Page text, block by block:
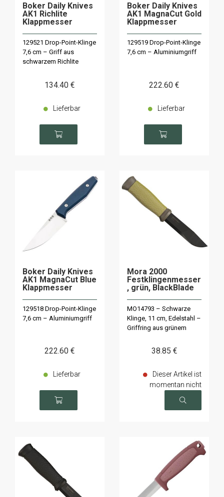
Boker Daily Knives
AK1 Richlite
Klappmesser
129521 Drop-Point-Klinge
7,6 cm – Griff aus
schwarzem Richlite
134.40 €
Lieferbar
Boker Daily Knives
AK1 MagnaCut Gold
Klappmesser
129519 Drop-Point-Klinge
7,6 cm – Aluminiumgriff
222.60 €
Lieferbar
Boker Daily Knives
AK1 MagnaCut Blue
Klappmesser
129518 Drop-Point-Klinge
7,6 cm – Aluminiumgriff
222.60 €
Lieferbar
Mora 2000
Festklingenmesser
, grün, BlackBlade
MO14793 – Schwarze
Klinge, 11 cm, Edelstahl –
Griffring aus grünem
38.85 €
Dieser Artikel ist
momentan nicht
verfügbar